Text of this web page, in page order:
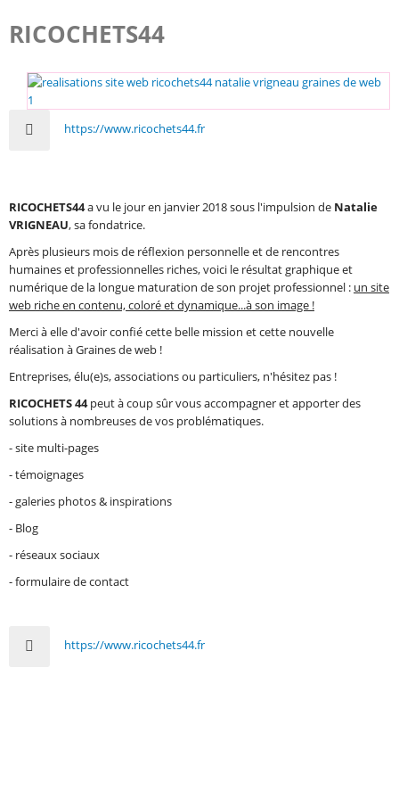
RICOCHETS44
https://www.ricochets44.fr
RICOCHETS44a vu le jour en janvier 2018 sous l'impulsion de Natalie
VRIGNEAU, sa fondatrice.
Après plusieurs mois de réflexion personnelle et de rencontres
humaines et professionnelles riches, voici le résultat graphique et
numérique de la longue maturation de son projet professionnel : un site
web riche en contenu, coloré et dynamique...à son image !
Merci à elle d'avoir confié cette belle mission et cette nouvelle
réalisation à Graines de web !
Entreprises, élu(e)s, associations ou particuliers, n'hésitez pas !
RICOCHETS 44peut à coup sûr vous accompagner et apporter des
solutions à nombreuses de vos problématiques.
- site multi-pages
- témoignages
- galeries photos & inspirations
- Blog
- réseaux sociaux
- formulaire de contact
https://www.ricochets44.fr